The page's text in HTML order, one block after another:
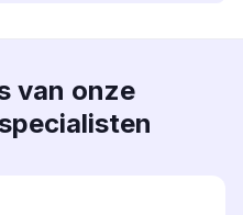
van onze